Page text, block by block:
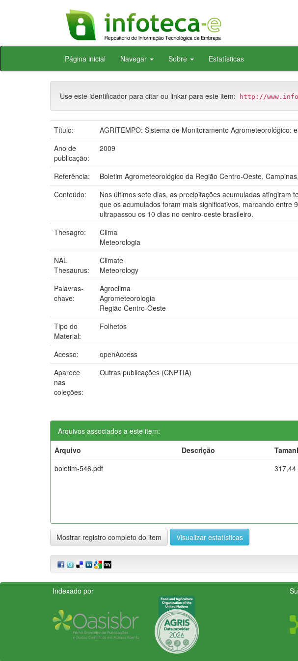
Skip
Página inicial Navegar Sobre Estatísticas
Use este identificador para citar ou linkar para este item: http://
Título:
AGRITEMPO: Sistema de Monitoramento Agrometeorológico:
Ano de
publicação:
2009
Referência:
Boletim Agrometeorológico da Região Centro-Oeste,
Conteúdo:
Nos últimos sete dias, as precipitações acumuladas
que os acumulados foram mais significativos, marcando
ultrapassou os 10 dias no centro-oeste brasileiro.
Thesagro:
Clima
Meteorologia
NAL
Thesaurus:
Climate
Meteorology
Palavras-
chave:
Agroclima
Agrometeorologia
Região Centro-Oeste
Tipo do
Material:
Folhetos
Acesso:
openAccess
Aparece
nas
coleções:
Outras publicações (CNPTIA)
Arquivos associados a este item:
Arquivo
Descrição
boletim-546.pdf
317,44
Mostrar registro completo do item Visualizar estatísticas
Indexado por